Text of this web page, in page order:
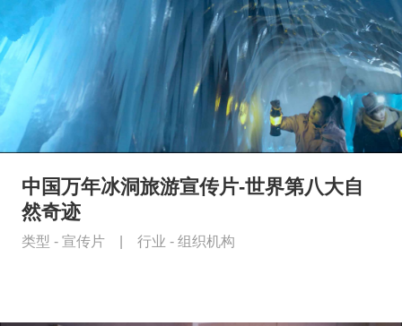
中国万年冰洞旅游宣传片-世界第八大自
然奇迹
类型 - 宣传片 行业 - 组织机构